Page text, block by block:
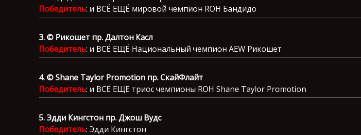
Победитель: и ВСЁ ЕЩЁ мировой чемпион ROH Бандидо
3. © Рикошет пр. Далтон Касл
Победитель: и ВСЁ ЕЩЁ Национальный чемпион AEW Рикошет
4. © Shane Taylor Promotion пр. СкайФлайт
Победитель: и ВСЁ ЕЩЁ триос чемпионы ROH Shane Taylor Promotion
5. Эдди Кингстон пр. Джош Вудс
Победитель: Эдди Кингстон